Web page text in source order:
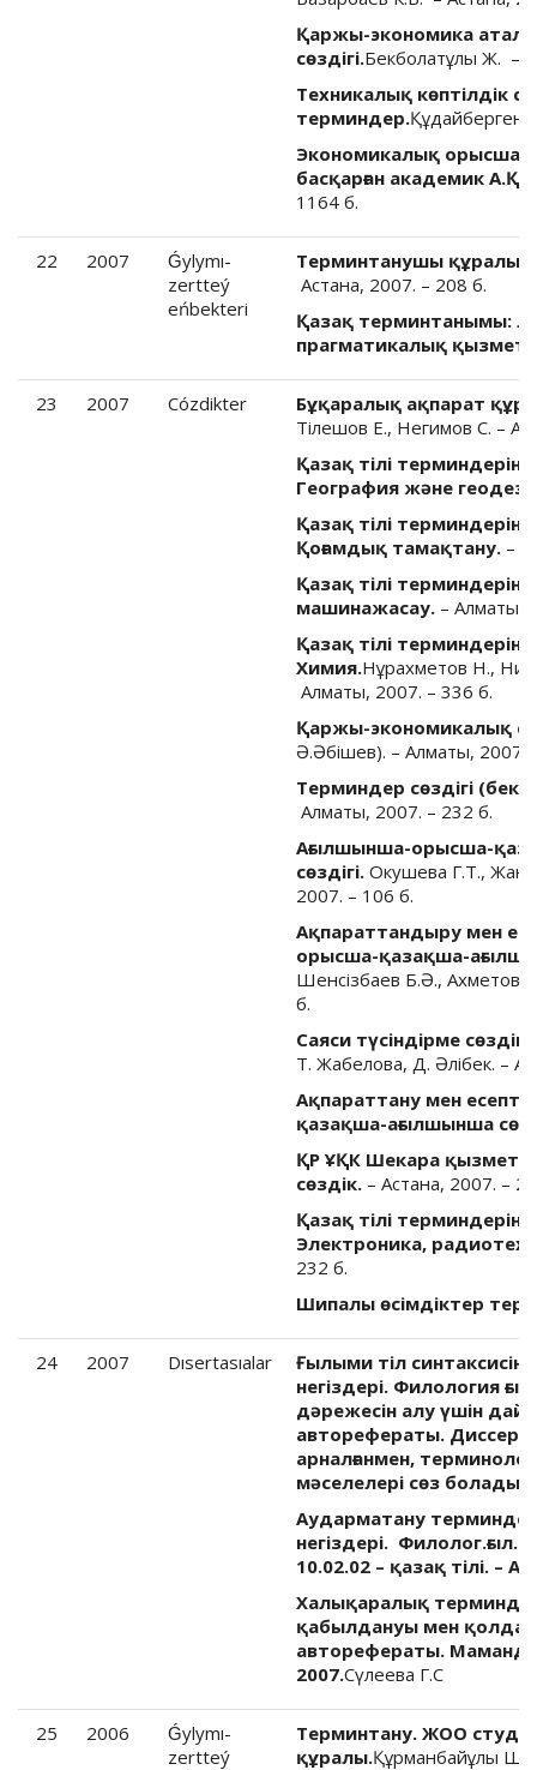
Қаржы-экономика
сөздігі.Бекболатұлы Ж. –
Техникалық көптілдік
терминдер.
Экономикалық орысша-
басқарған академик
1164 б.
22 2007
Ǵylymı-
zertteý
eńbekteri
Терминтанушы құралы
Астана, 2007. – 208 б.
Қазақ терминтанымы:
прагматикалық қызметі.
23 2007 Cózdikter
Бұқаралық ақпарат
Тілешов Е., Негимов С. –
Қазақ тілі
География және
Қазақ тілі
Қоғамдық тамақтану. –
Қазақ тілі
машинажасау. – Алматы,
Қазақ тілі
Химия.Нұрахметов Н.,
Алматы, 2007. – 336 б.
Қаржы-экономикалық
Ә.Әбішев). – Алматы, 2007.
Терминдер сөздігі
Алматы, 2007. – 232 б.
Ағылшынша-орысша-
сөздігі. Окушева Г.Т.,
2007. – 106 б.
Ақпараттандыру мен
орысша-қазақша-
Шенсізбаев Б.Ә.,
б.
Саяси түсіндірме сөздік.
Т. Жабелова, Д. Әлібек. –
Ақпараттану мен
қазақша-ағылшынша
ҚР ҰҚК Шекара
сөздік. – Астана, 2007. –
Қазақ тілі
Электроника,
232 б.
Шипалы өсімдіктер
24 2007 Dısertasıalar
Ғылыми тіл
негіздері. Филология
дәрежесін алу үшін
авторефераты.
арналғанмен,
мәселелері сөз болады.
Аударматану
негіздері.
10.02.02 – қазақ тілі. –
Халықаралық
қабылдануы мен
авторефераты.
2007.Сүлеева Г.С
25 2006
Ǵylymı-
zertteý
Терминтану. ЖОО
құралы.Құрманбайұлы Ш.